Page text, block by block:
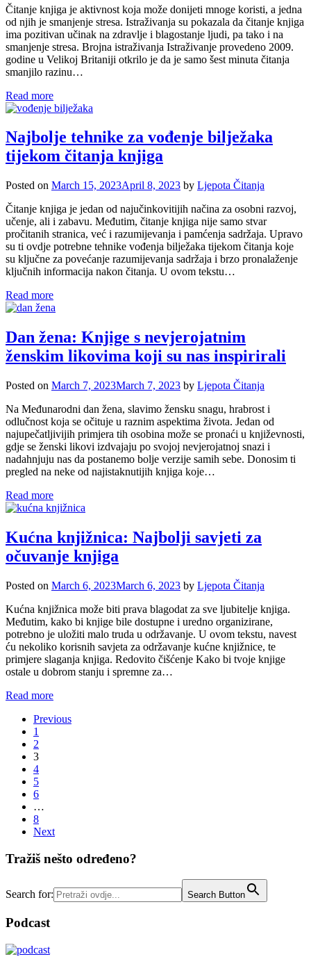
Čitanje knjiga je aktivnost koja može donijeti mnoge koristi, a jedna
od njih je smanjenje stresa. Istraživanja su pokazala da čitanje knjiga
ima pozitivan učinak na zdravlje i blagostanje ljudi, pa tako i na
smanjenje stresa. Brojna istraživanja Istraživanje provedeno 2009.
godine u Velikoj Britaniji otkrilo je da je samo šest minuta čitanja
smanjilo razinu…
Read more
Najbolje tehnike za vođenje bilježaka
tijekom čitanja knjiga
Posted on March 15, 2023April 8, 2023 by Ljepota Čitanja
Čitanje knjiga je jedan od najučinkovitijih načina za osobni razvoj,
učenje, ali i zabavu. Međutim, čitanje knjiga nije samo stvar
pročitanih stranica, već i razumijevanja i pamćenja sadržaja. Upravo
su ti ovdje potrebne tehnike vođenja bilježaka tijekom čitanja koje
su ključne za povećanje razumijevanja sadržaja i brzo pronalaženje
ključnih informacija nakon čitanja. U ovom tekstu…
Read more
Dan žena: Knjige s nevjerojatnim
ženskim likovima koji su nas inspirirali
Posted on March 7, 2023March 7, 2023 by Ljepota Čitanja
Na Međunarodni dan žena, slavimo žensku snagu, hrabrost i
odlučnost koja se očituje u raznim aspektima života. Jedan od
najupečatljivijih primjera tih osobina može se pronaći u književnosti,
gdje se ženski likovi izdvajaju po svojoj nevjerojatnoj snazi i
nadahnjuju nas da postanemo bolje verzije samih sebe. Donosim ti
pregled na neke od najistaknutijih knjiga koje…
Read more
Kućna knjižnica: Najbolji savjeti za
očuvanje knjiga
Posted on March 6, 2023March 6, 2023 by Ljepota Čitanja
Kućna knjižnica može biti prava blagodat za sve ljubitelje knjiga.
Međutim, kako bi knjige bile dostupne i uredno organizirane,
potrebno je uložiti malo truda u održavanje. U ovom tekstu, navest
ću nekoliko korisnih savjeta za održavanje kućne knjižnice, te
primjere slaganja knjiga. Redovito čišćenje Kako bi tvoje knjige
ostale u dobrom stanju i spremne za…
Read more
Posts
pagination
Previous
1
2
3
4
5
6
…
8
Next
Tražiš nešto određeno?
Search for: Search Button
Podcast